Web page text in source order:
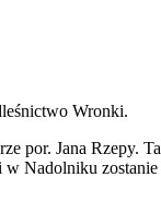
Wronki.
por. Jana Rzepy.
Nadolniku zostanie